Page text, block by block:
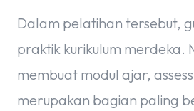
Dalam pelatihan tersebut,
praktik kurikulum
membuat modul ajar,
merupakan bagian paling